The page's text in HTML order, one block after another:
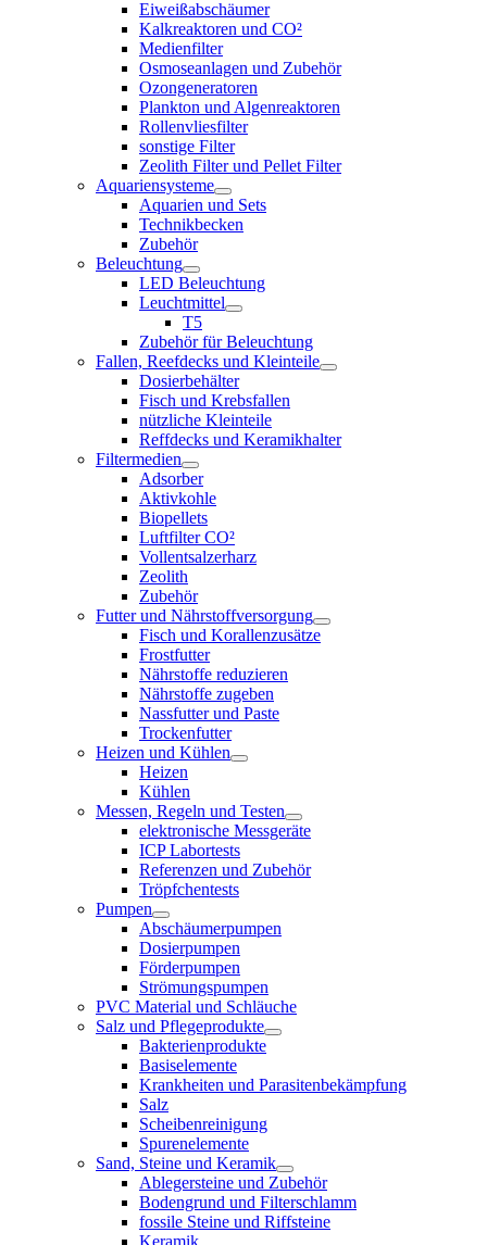
Eiweißabschäumer
Kalkreaktoren und CO²
Medienfilter
Osmoseanlagen und Zubehör
Ozongeneratoren
Plankton und Algenreaktoren
Rollenvliesfilter
sonstige Filter
Zeolith Filter und Pellet Filter
Aquariensysteme
Aquarien und Sets
Technikbecken
Zubehör
Beleuchtung
LED Beleuchtung
Leuchtmittel
T5
Zubehör für Beleuchtung
Fallen, Reefdecks und Kleinteile
Dosierbehälter
Fisch und Krebsfallen
nützliche Kleinteile
Reffdecks und Keramikhalter
Filtermedien
Adsorber
Aktivkohle
Biopellets
Luftfilter CO²
Vollentsalzerharz
Zeolith
Zubehör
Futter und Nährstoffversorgung
Fisch und Korallenzusätze
Frostfutter
Nährstoffe reduzieren
Nährstoffe zugeben
Nassfutter und Paste
Trockenfutter
Heizen und Kühlen
Heizen
Kühlen
Messen, Regeln und Testen
elektronische Messgeräte
ICP Labortests
Referenzen und Zubehör
Tröpfchentests
Pumpen
Abschäumerpumpen
Dosierpumpen
Förderpumpen
Strömungspumpen
PVC Material und Schläuche
Salz und Pflegeprodukte
Bakterienprodukte
Basiselemente
Krankheiten und Parasitenbekämpfung
Salz
Scheibenreinigung
Spurenelemente
Sand, Steine und Keramik
Ablegersteine und Zubehör
Bodengrund und Filterschlamm
fossile Steine und Riffsteine
Keramik